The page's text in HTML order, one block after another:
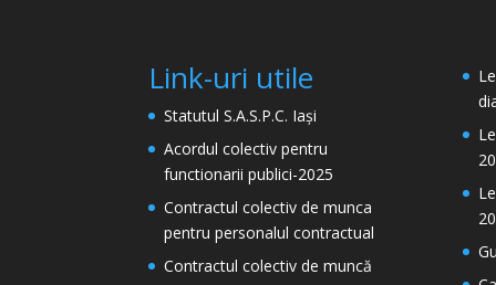
Link-uri utile
Statutul S.A.S.P.C. Iași
Acordul colectiv pentru
functionarii publici-2025
Contractul colectiv de munca
pentru personalul contractual
Contractul colectiv de muncă